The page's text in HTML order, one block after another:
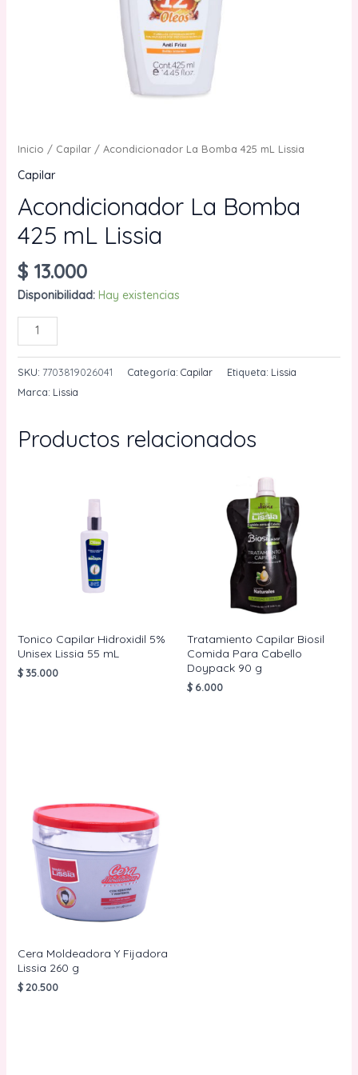
Inicio / Capilar/ Acondicionador La Bomba 425 mL Lissia
Capilar
Acondicionador La Bomba
425 mL Lissia
$13.000
Disponibilidad: Hay existencias
Acondicionador
La
Bomba
425
cantidad
SKU: 7703819026041 Categoría: Capilar Etiqueta: Lissia
Marca: Lissia
Productos relacionados
Tonico Capilar Hidroxidil 5%
Unisex Lissia 55 mL
$35.000
Tratamiento Capilar Biosil
Comida Para Cabello
Doypack 90 g
$ 6.000
Cera Moldeadora Y Fijadora
Lissia 260 g
$20.500